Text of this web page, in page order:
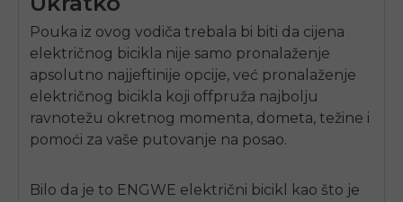
Pouka iz ovog vodiča trebala bi biti da cijena
električnog bicikla nije samo pronalaženje
apsolutno najjeftinije opcije, već pronalaženje
električnog bicikla koji offpruža najbolju
ravnotežu okretnog momenta, dometa, težine i
pomoći za vaše putovanje na posao.
Bilo da je to ENGWE električni bicikl
kao što je